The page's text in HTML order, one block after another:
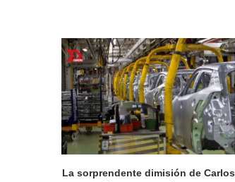
La sorprendente dimisión de Carlos